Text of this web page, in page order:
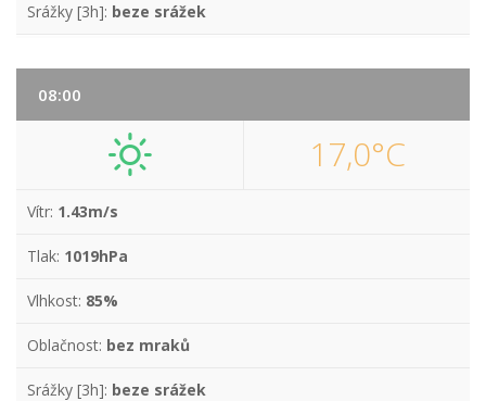
Srážky [3h]: beze srážek
08:00
17,0°C
Vítr: 1.43m/s
Tlak: 1019hPa
Vlhkost: 85%
Oblačnost: bez mraků
Srážky [3h]: beze srážek